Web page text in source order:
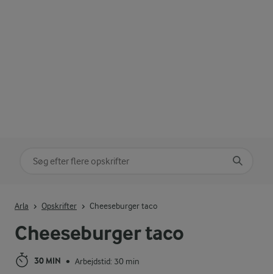
Cheeseburger taco
30 MIN • Arbejdstid: 30 min
Arla Opskrifter Cheeseburger taco
Søg på kategori